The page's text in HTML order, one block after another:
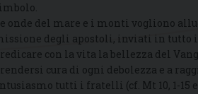
onde del mare e i monti vogliono
degli apostoli, inviati in tutto
con la vita la bellezza del
cura di ogni debolezza e a
tutti i fratelli (cf. Mt 10, 1-15 e